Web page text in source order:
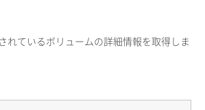
れているボリュームの詳細情報を取得しま